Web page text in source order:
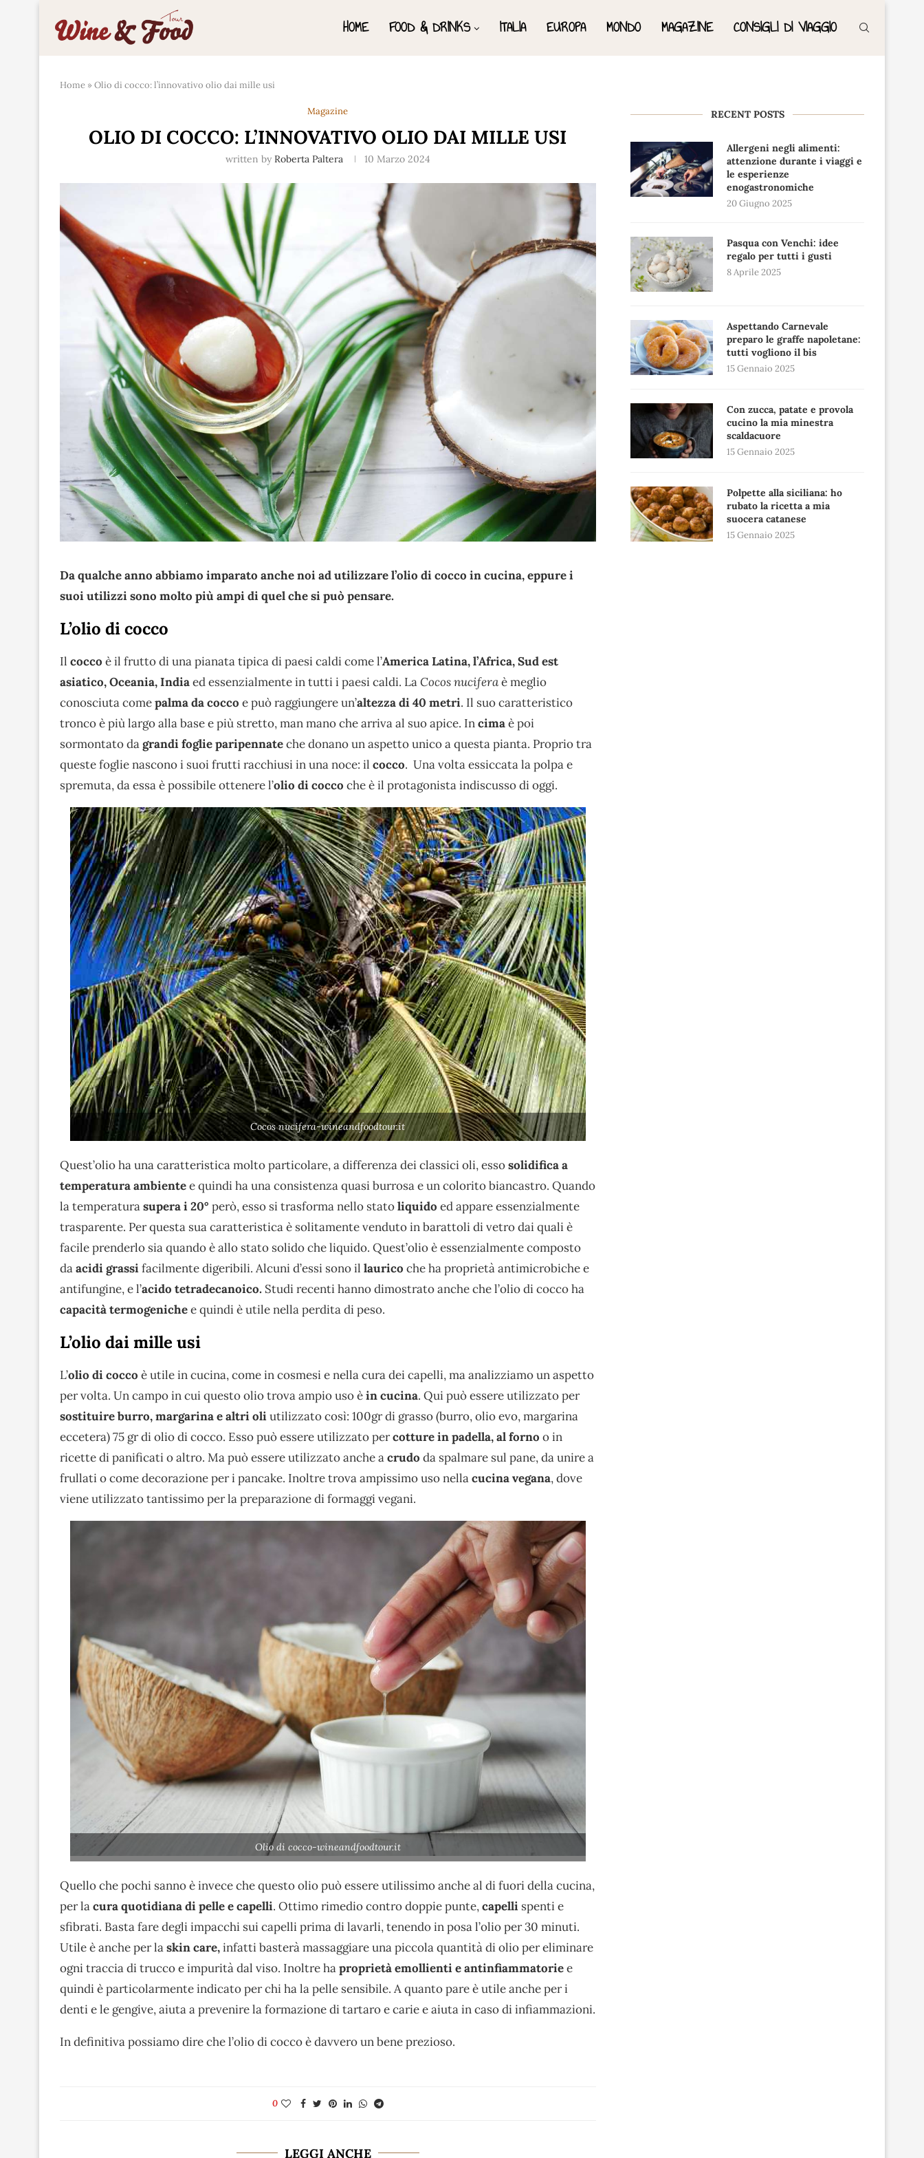
HOME FOOD & DRINKS ITALIA EUROPA MONDO MAGAZINE CONSIGLI DI VIAGGIO
Home »Olio di cocco: l’innovativo olio dai mille usi
Magazine
OLIO DI COCCO: L’INNOVATIVO OLIO DAI MILLE USI
written by Roberta Paltera 10 Marzo 2024
Da qualche anno abbiamo imparato anche noi ad utilizzare l’olio di cocco in cucina, eppure i
suoi utilizzi sono molto più ampi di quel che si può pensare.
L’olio di cocco
Il cocco è il frutto di una pianata tipica di paesi caldi come l’America Latina, l’Africa, Sud est
asiatico, Oceania, Indiaed essenzialmente in tutti i paesi caldi. LaCocos nuciferaè meglio
conosciuta comepalma da cocco e può raggiungere un’altezza di 40 metri. Il suo caratteristico
tronco è più largo alla base e più stretto, man mano che arriva al suo apice. Incimaè poi
sormontato dagrandi foglie paripennateche donano un aspetto unico a questa pianta. Proprio tra
queste foglie nascono i suoi frutti racchiusi in una noce: il cocco. Una volta essiccata la polpa e
spremuta, da essa è possibile ottenere l’olio di cocco che è il protagonista indiscusso di oggi.
Cocos nucifera-wineandfoodtour.it
Quest’olio ha una caratteristica molto particolare, a differenza dei classici oli, essosolidifica a
temperatura ambientee quindi ha una consistenza quasi burrosa e un colorito biancastro. Quando
la temperaturasupera i 20° però, esso si trasforma nello statoliquido ed appare essenzialmente
trasparente. Per questa sua caratteristica è solitamente venduto in barattoli di vetro dai quali è
facile prenderlo sia quando è allo stato solido che liquido. Quest’olio è essenzialmente composto
daacidi grassifacilmente digeribili. Alcuni d’essi sono il laurico che ha proprietà antimicrobiche e
antifungine, e l’acido tetradecanoico. Studi recenti hanno dimostrato anche che l’olio di cocco ha
capacità termogenichee quindi è utile nella perdita di peso.
L’olio dai mille usi
L’olio di cocco è utile in cucina, come in cosmesi e nella cura dei capelli, ma analizziamo un aspetto
per volta. Un campo in cui questo olio trova ampio uso èin cucina. Qui può essere utilizzato per
sostituire burro, margarina e altri oliutilizzato così: 100gr di grasso (burro, olio evo, margarina
eccetera) 75 gr di olio di cocco. Esso può essere utilizzato percotture in padella, al forno o in
ricette di panificati o altro. Ma può essere utilizzato anche acrudo da spalmare sul pane, da unire a
frullati o come decorazione per i pancake. Inoltre trova ampissimo uso nellacucina vegana, dove
viene utilizzato tantissimo per la preparazione di formaggi vegani.
Olio di cocco-wineandfoodtour.it
Quello che pochi sanno è invece che questo olio può essere utilissimo anche al di fuori della cucina,
per lacura quotidiana di pelle e capelli. Ottimo rimedio contro doppie punte,capelli spenti e
sfibrati. Basta fare degli impacchi sui capelli prima di lavarli, tenendo in posa l’olio per 30 minuti.
Utile è anche per laskin care,infatti basterà massaggiare una piccola quantità di olio per eliminare
ogni traccia di trucco e impurità dal viso. Inoltre haproprietà emollienti e antinfiammatoriee
quindi è particolarmente indicato per chi ha la pelle sensibile. A quanto pare è utile anche per i
denti e le gengive, aiuta a prevenire la formazione di tartaro e carie e aiuta in caso di infiammazioni.
In definitiva possiamo dire che l’olio di cocco è davvero un bene prezioso.
0
LEGGI ANCHE
RECENT POSTS
Allergeni negli alimenti:
attenzione durante i viaggi e
le esperienze
enogastronomiche
20 Giugno 2025
Pasqua con Venchi: idee
regalo per tutti i gusti
8 Aprile 2025
Aspettando Carnevale
preparo le graffe napoletane:
tutti vogliono il bis
15 Gennaio 2025
Con zucca, patate e provola
cucino la mia minestra
scaldacuore
15 Gennaio 2025
Polpette alla siciliana: ho
rubato la ricetta a mia
suocera catanese
15 Gennaio 2025